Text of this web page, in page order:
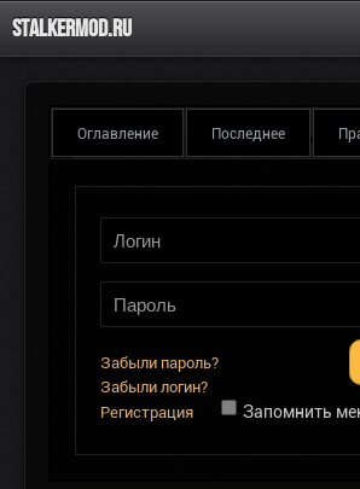
Stalkermod.ru
Оглавление Последнее
Забыли пароль?
Забыли логин?
Регистрация
Запомнить